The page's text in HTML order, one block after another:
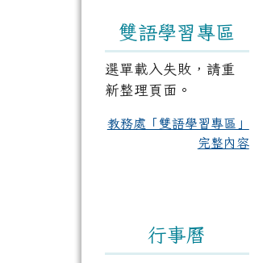
雙語學習專區
選單載入失敗，請重
新整理頁面。
教務處「雙語學習專區」
完整內容
行事曆